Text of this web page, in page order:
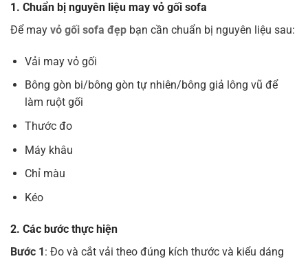
1. Chuẩn bị nguyên liệu may vỏ gối sofa
Để may vỏ gối sofa đẹp bạn cần chuẩn bị nguyên liệu sau:
Vải may vỏ gối
Bông gòn bi/bông gòn tự nhiên/bông giả lông vũ để
làm ruột gối
Thước đo
Máy khâu
Chỉ màu
Kéo
2. Các bước thực hiện
Bước 1: Đo và cắt vải theo đúng kích thước và kiểu dáng